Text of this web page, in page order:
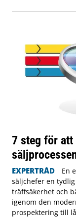
7 steg för att
EXPERTRÅD
En
säljchefer en
träffsäkerhet och
igenom den
prospektering till